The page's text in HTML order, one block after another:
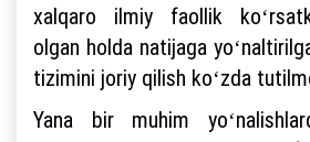
xalqaro ilmiy faollik
olgan holda natijaga
tizimini joriy qilish koʻzda
Yana bir muhim